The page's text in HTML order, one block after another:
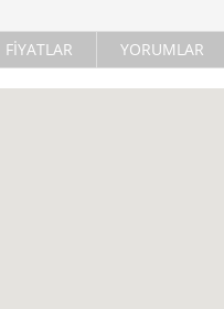
FİYATLAR YORUMLAR